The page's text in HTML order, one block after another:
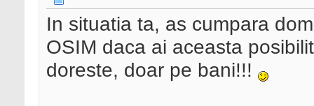
In situatia ta, as cumpara
OSIM daca ai aceasta
doreste, doar pe bani!!!